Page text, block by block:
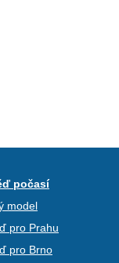
počasí
model
pro Prahu
pro Brno